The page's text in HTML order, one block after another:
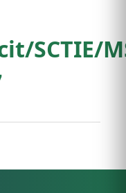
SCTIE/